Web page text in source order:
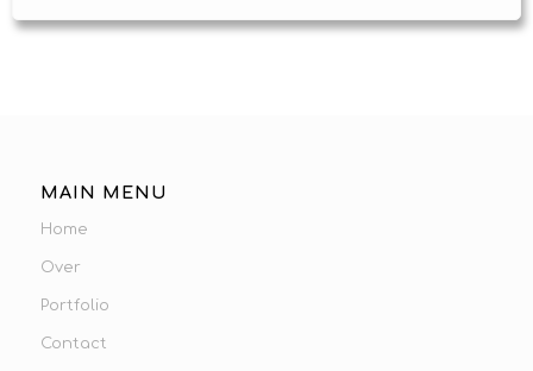
MAIN MENU
Home
Over
Portfolio
Contact